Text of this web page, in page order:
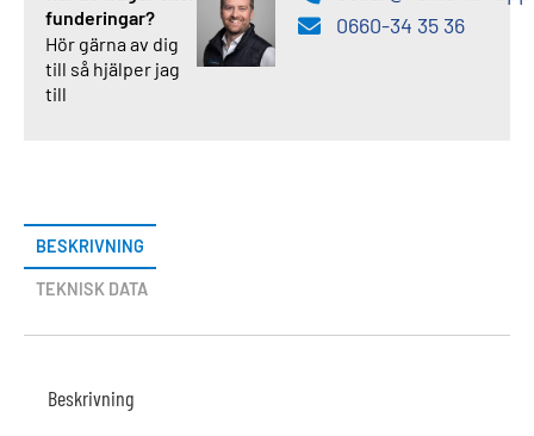
funderingar?
Hör gärna av dig
till så hjälper jag
till
0660-34 35 36
BESKRIVNING
TEKNISK DATA
Beskrivning